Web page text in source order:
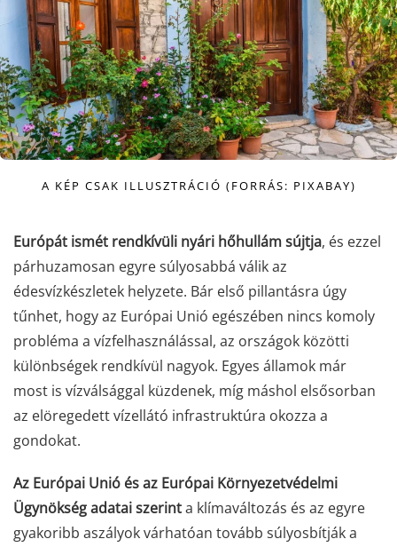
A KÉP CSAK ILLUSZTRÁCIÓ (FORRÁS: PIXABAY)
Európát ismét rendkívüli nyári hőhullám sújtja, és ezzel
párhuzamosan egyre súlyosabbá válik az
édesvízkészletek helyzete. Bár első pillantásra úgy
tűnhet, hogy az Európai Unió egészében nincs komoly
probléma a vízfelhasználással, az országok közötti
különbségek rendkívül nagyok. Egyes államok már
most is vízválsággal küzdenek, míg máshol elsősorban
az elöregedett vízellátó infrastruktúra okozza a
gondokat.
Az Európai Unió és az Európai Környezetvédelmi
Ügynökség adatai szerinta klímaváltozás és az egyre
gyakoribb aszályok várhatóan tovább súlyosbítják a